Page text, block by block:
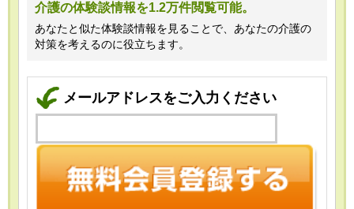
介護の体験談情報を1.2万件閲覧可能。
あなたと似た体験談情報を見ることで、あなたの介護の
対策を考えるのに役立ちます。
メールアドレスをご入力ください